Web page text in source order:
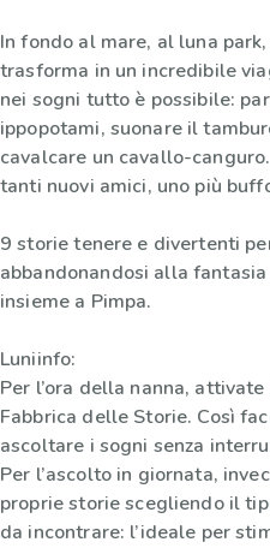
In fondo al mare, al luna
trasforma in un incredibile
nei sogni tutto è possibile:
ippopotami, suonare il
cavalcare un cavallo-
tanti nuovi amici, uno più
9 storie tenere e divertenti
abbandonandosi alla
insieme a Pimpa.
Luniinfo:
Per l’ora della nanna,
Fabbrica delle Storie. Così
ascoltare i sogni senza
Per l’ascolto in giornata,
proprie storie scegliendo il
da incontrare: l’ideale per